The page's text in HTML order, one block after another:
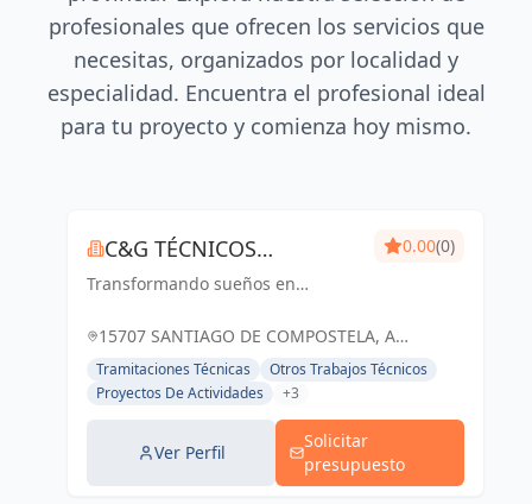
profesionales que ofrecen los servicios que
necesitas, organizados por localidad y
especialidad. Encuentra el profesional ideal
para tu proyecto y comienza hoy mismo.
C&G TÉCNICOS
ASOCIADOS
Transformando sueños en
precisión y creatividad
0.00(0)
15707 SANTIAGO DE COMPOSTELA, A
CORUÑA, ESPAÑA, España
Tramitaciones Técnicas
Otros Trabajos Técnicos
Proyectos De Actividades
+3
Ver Perfil
Solicitar
presupuesto